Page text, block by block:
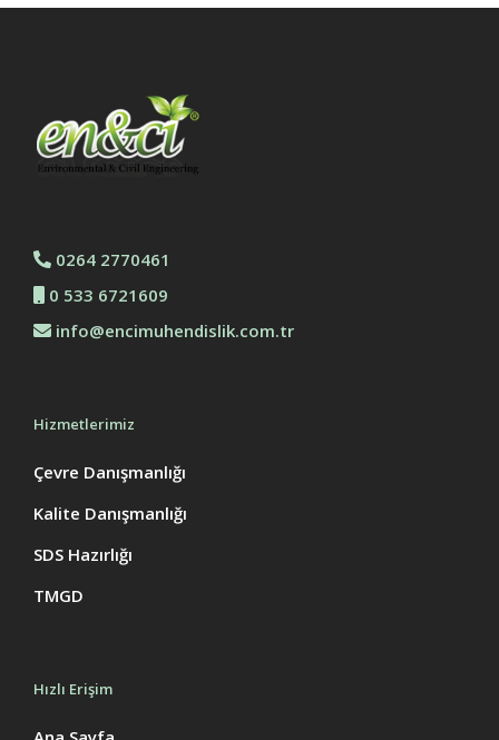
0264 2770461
0 533 6721609
info@encimuhendislik.com.tr
Hizmetlerimiz
Çevre Danışmanlığı
Kalite Danışmanlığı
SDS Hazırlığı
TMGD
Hızlı Erişim